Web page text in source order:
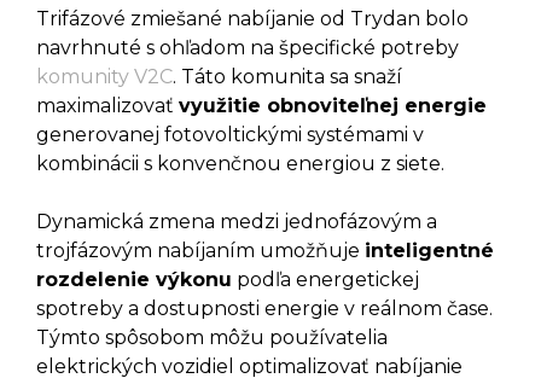
Trifázové zmiešané nabíjanie od Trydan bolo
navrhnuté s ohľadom na špecifické potreby
komunity V2C. Táto komunita sa snaží
maximalizovať využitie obnoviteľnej energie
generovanej fotovoltickými systémami v
kombinácii s konvenčnou energiou z siete.
Dynamická zmena medzi jednofázovým a
trojfázovým nabíjaním umožňuje inteligentné
rozdelenie výkonu podľa energetickej
spotreby a dostupnosti energie v reálnom čase.
Týmto spôsobom môžu používatelia
elektrických vozidiel optimalizovať nabíjanie